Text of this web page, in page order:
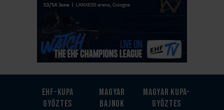
EHF-Kupa
győztes
Magyar
bajnok
Magyar kupa-
győztes